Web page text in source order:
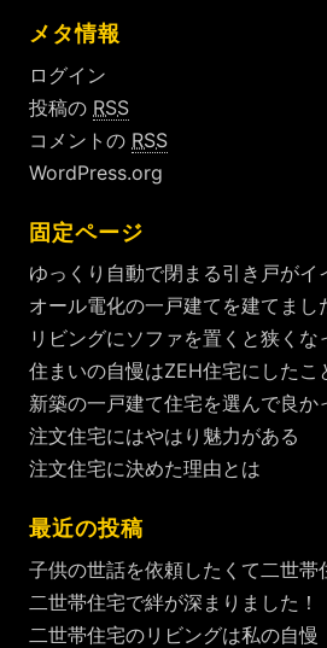
メタ情報
ログイン
投稿の RSS
コメントの RSS
WordPress.org
固定ページ
ゆっくり自動で閉まる引き戸がイ
オール電化の一戸建てを建てまし
リビングにソファを置くと狭くな
住まいの自慢はZEH住宅にしたこ
新築の一戸建て住宅を選んで良か
注文住宅にはやはり魅力がある
注文住宅に決めた理由とは
最近の投稿
子供の世話を依頼したくて二世帯
二世帯住宅で絆が深まりました！
二世帯住宅のリビングは私の自慢